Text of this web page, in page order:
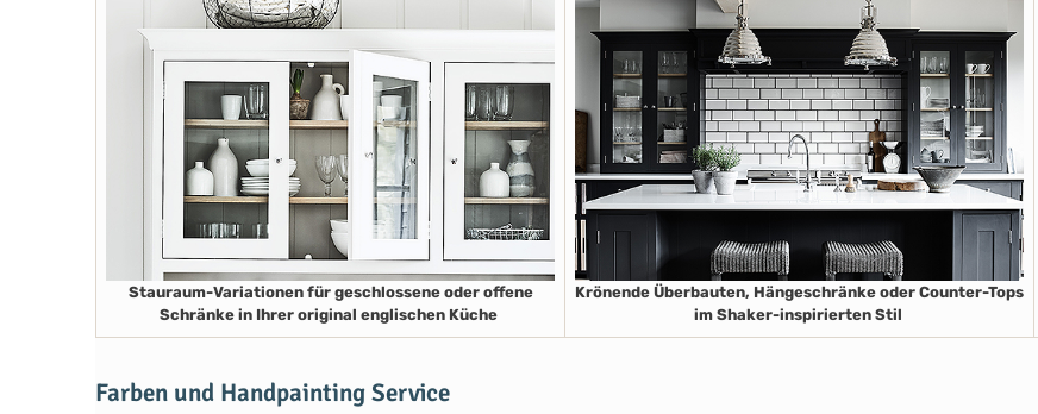
Stauraum-Variationen für geschlossene oder offene
Schränke in Ihrer original englischen Küche
Krönende Überbauten, Hängeschränke oder Counter-Tops
im Shaker-inspirierten Stil
Farben und Handpainting Service